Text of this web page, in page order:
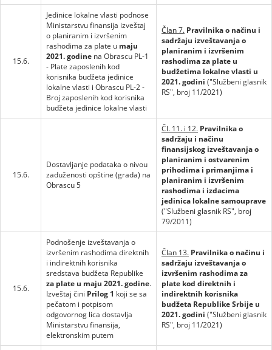
15.6.
Jedinice lokalne vlasti podnose
Ministarstvu finansija izveštaj
o planiranim i izvršenim
rashodima za plate u maju
2021. godine na Obrascu PL-1
- Plate zaposlenih kod
korisnika budžeta jedinice
lokalne vlasti i Obrascu PL-2 -
Broj zaposlenih kod korisnika
budžeta jedinice lokalne vlasti
Član 7. Pravilnika o načinu i
sadržaju izveštavanja o
planiranim i izvršenim
rashodima za plate u
budžetima lokalne vlasti u
2021. godini ("Službeni glasnik
RS", broj 11/2021)
15.6.
Dostavljanje podataka o nivou
zaduženosti opštine (grada) na
Obrascu 5
Čl. 11. i 12. Pravilnika o
sadržaju i načinu
finansijskog izveštavanja o
planiranim i ostvarenim
prihodima i primanjima i
planiranim i izvršenim
rashodima i izdacima
jedinica lokalne samouprave
("Službeni glasnik RS", broj
79/2011)
15.6.
Podnošenje izveštavanja o
izvršenim rashodima direktnih
i indirektnih korisnika
sredstava budžeta Republike
za plate u maju 2021. godine.
Izveštaj čini Prilog 1 koji se sa
pečatom i potpisom
odgovornog lica dostavlja
Ministarstvu finansija,
elektronskim putem
Član 13. Pravilnika o načinu i
sadržaju izveštavanja o
izvršenim rashodima za
plate kod direktnih i
indirektnih korisnika
budžeta Republike Srbije u
2021. godini ("Službeni glasnik
RS", broj 11/2021)